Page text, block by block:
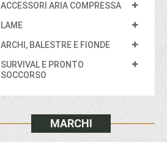
ACCESSORI ARIA COMPRESSA
LAME
ARCHI, BALESTRE E FIONDE
SURVIVAL E PRONTO
SOCCORSO
MARCHI